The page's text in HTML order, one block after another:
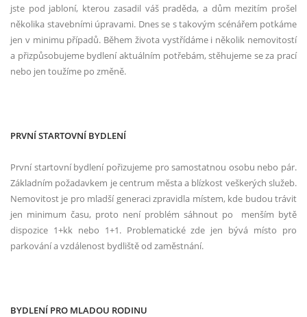
jste pod jabloní, kterou zasadil váš praděda, a dům mezitím prošel
několika stavebními úpravami. Dnes se s takovým scénářem potkáme
jen v minimu případů. Během života vystřídáme i několik nemovitostí
a přizpůsobujeme bydlení aktuálním potřebám, stěhujeme se za prací
nebo jen toužíme po změně.
PRVNÍ STARTOVNÍ BYDLENÍ
První startovní bydlení pořizujeme pro samostatnou osobu nebo pár.
Základním požadavkem je centrum města a blízkost veškerých služeb.
Nemovitost je pro mladší generaci zpravidla místem, kde budou trávit
jen minimum času, proto není problém sáhnout po menším bytě
dispozice 1+kk nebo 1+1. Problematické zde jen bývá místo pro
parkování a vzdálenost bydliště od zaměstnání.
BYDLENÍ PRO MLADOU RODINU